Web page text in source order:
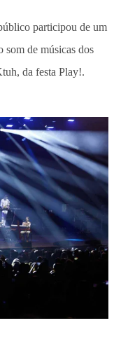
participou de um
som de músicas dos
da festa Play!.